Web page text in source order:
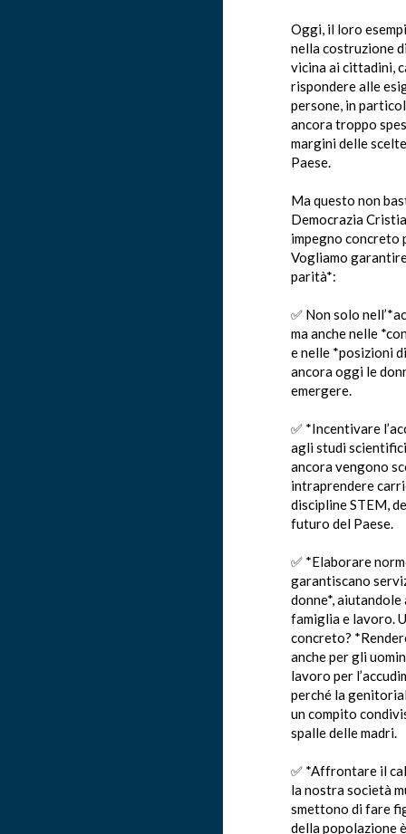
Oggi, il loro
nella costruzione
vicina ai cittadini,
rispondere alle
persone, in
ancora troppo
margini delle
Paese.
Ma questo non
Democrazia
impegno concreto
Vogliamo
parità*:
✅ Non solo
ma anche nelle
e nelle *posizioni
ancora oggi le
emergere.
✅ *Incentivare
agli studi
ancora vengono
intraprendere
discipline STEM,
futuro del Paese.
✅ *Elaborare
garantiscano
donne*,
famiglia e lavoro.
concreto?
anche per gli
lavoro per
perché la
un compito
spalle delle madri.
✅ *Affrontare il
la nostra società
smettono di fare
della popolazione